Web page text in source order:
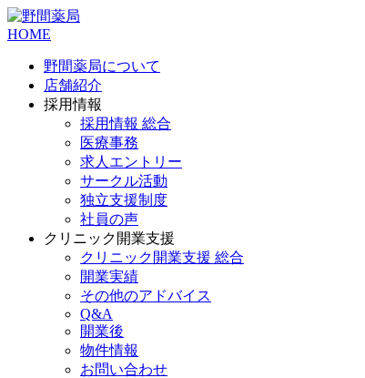
HOME
野間薬局について
店舗紹介
採用情報
採用情報 総合
医療事務
求人エントリー
サークル活動
独立支援制度
社員の声
クリニック開業支援
クリニック開業支援 総合
開業実績
その他のアドバイス
Q&A
開業後
物件情報
お問い合わせ